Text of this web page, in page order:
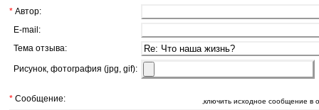
* Автор:
E-mail:
Тема отзыва:
Рисунок, фотография (jpg, gif):
* Сообщение: ‚ключить исходное сообщение в